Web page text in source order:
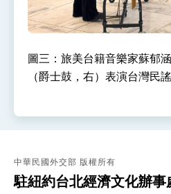
圖三：旅美台籍音樂家蘇郁
（爵士鼓，右）表演台灣民謠
中華民國外交部 版權所有
駐紐約台北經濟文化辦事